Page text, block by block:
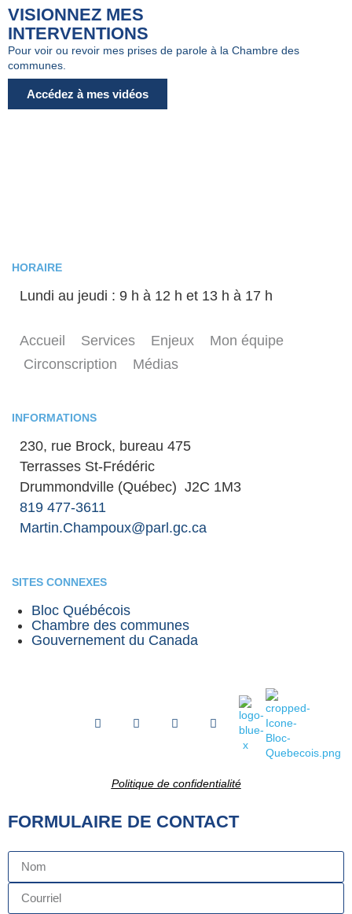
VISIONNEZ MES
INTERVENTIONS
Pour voir ou revoir mes prises de parole à la Chambre des
communes.
Accédez à mes vidéos
SITES CONNEXES
Bloc Québécois
Chambre des communes
Gouvernement du Canada
INFORMATIONS
230, rue Brock, bureau 475
Terrasses St-Frédéric
Drummondville (Québec) J2C 1M3
819 477-3611
Martin.Champoux@parl.gc.ca
HORAIRE
Lundi au jeudi : 9 h à 12 h et 13 h à 17 h
Accueil Services Enjeux
Mon équipe
Circonscription
Médias
Politique de confidentialité
FORMULAIRE DE CONTACT